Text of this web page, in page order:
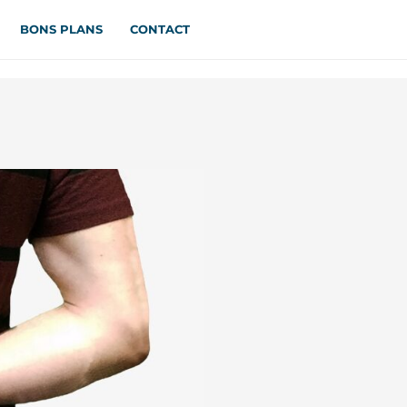
BONS PLANS CONTACT